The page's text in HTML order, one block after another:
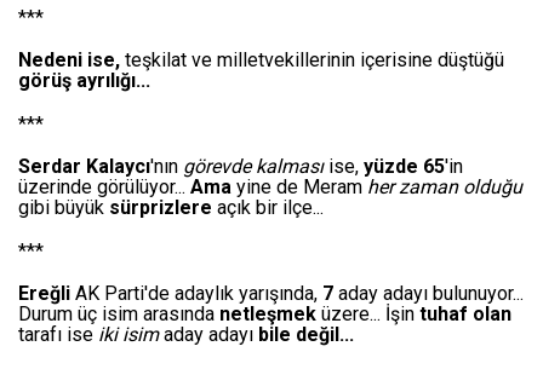
***
Nedeni ise, teşkilat ve milletvekillerinin içerisine düştüğü
görüş ayrılığı...
***
Serdar Kalaycı'nın görevde kalması ise, yüzde 65'in
üzerinde görülüyor... Ama yine de Meram her zaman olduğu
gibi büyük sürprizlere açık bir ilçe...
***
Ereğli AK Parti'de adaylık yarışında, 7 aday adayı bulunuyor...
Durum üç isim arasında netleşmek üzere... İşin tuhaf olan
tarafı ise iki isim aday adayı bile değil...